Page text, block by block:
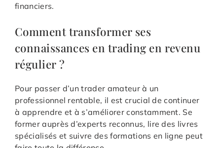
financiers.
Comment transformer ses
connaissances en trading en revenu
régulier ?
Pour passer d’un trader amateur à un
professionnel rentable, il est crucial de continuer
à apprendre et à s’améliorer constamment. Se
former auprès d’experts reconnus, lire des livres
spécialisés et suivre des formations en ligne peut